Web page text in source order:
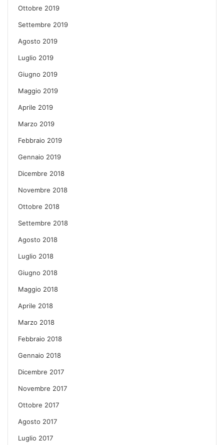
Ottobre 2019
Settembre 2019
Agosto 2019
Luglio 2019
Giugno 2019
Maggio 2019
Aprile 2019
Marzo 2019
Febbraio 2019
Gennaio 2019
Dicembre 2018
Novembre 2018
Ottobre 2018
Settembre 2018
Agosto 2018
Luglio 2018
Giugno 2018
Maggio 2018
Aprile 2018
Marzo 2018
Febbraio 2018
Gennaio 2018
Dicembre 2017
Novembre 2017
Ottobre 2017
Agosto 2017
Luglio 2017